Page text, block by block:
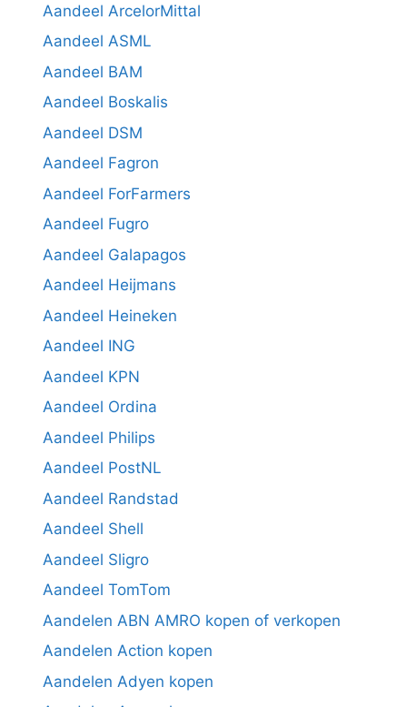
Aandeel ArcelorMittal
Aandeel ASML
Aandeel BAM
Aandeel Boskalis
Aandeel DSM
Aandeel Fagron
Aandeel ForFarmers
Aandeel Fugro
Aandeel Galapagos
Aandeel Heijmans
Aandeel Heineken
Aandeel ING
Aandeel KPN
Aandeel Ordina
Aandeel Philips
Aandeel PostNL
Aandeel Randstad
Aandeel Shell
Aandeel Sligro
Aandeel TomTom
Aandelen ABN AMRO kopen of verkopen
Aandelen Action kopen
Aandelen Adyen kopen